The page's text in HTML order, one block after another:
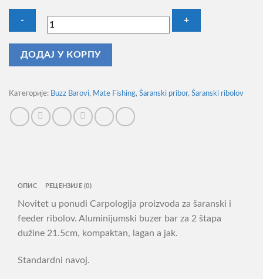
Mate
Bar
ДОДАЈ У КОРПУ
Категорије: Buzz Barovi, Mate Fishing, Šaranski pribor, Šaranski ribolov
ОПИС РЕЦЕНЗИЈЕ (0)
Novitet u ponudi Carpologija proizvoda za šaranski i
feeder ribolov. Aluminijumski buzer bar za 2 štapa
dužine 21.5cm, kompaktan, lagan a jak.
Standardni navoj.